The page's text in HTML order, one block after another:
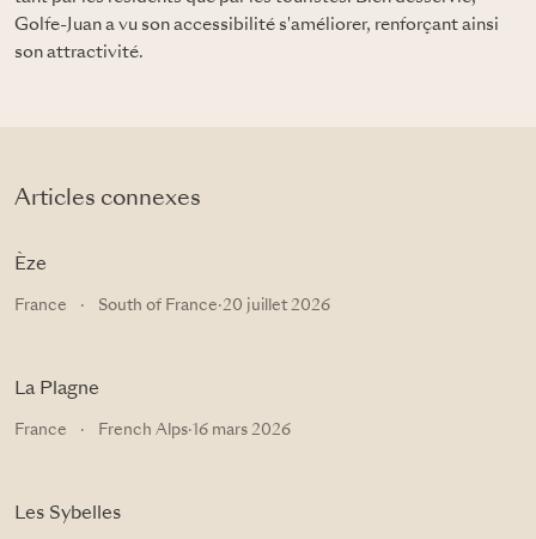
Golfe-Juan a vu son accessibilité s'améliorer, renforçant ainsi
son attractivité.
Articles connexes
Èze
France · South of France·20 juillet 2026
La Plagne
France · French Alps·16 mars 2026
Les Sybelles